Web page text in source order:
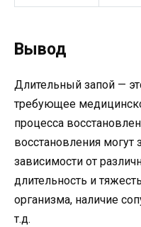
Вывод
Длительный запой —
требующее
процесса
восстановления могут
зависимости от
длительность и
организма, наличие
т.д.